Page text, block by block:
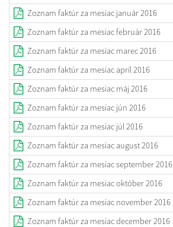
Zoznam faktúr za mesiac január 2016
Zoznam faktúr za mesiac február 2016
Zoznam faktúr za mesiac marec 2016
Zoznam faktúr za mesiac apríl 2016
Zoznam faktúr za mesiac máj 2016
Zoznam faktúr za mesiac jún 2016
Zoznam faktúr za mesiac júl 2016
Zoznam faktúr za mesiac august 2016
Zoznam faktúr za mesiac september 2016
Zoznam faktúr za mesiac október 2016
Zoznam faktúr za mesiac november 2016
Zoznam faktúr za mesiac december 2016